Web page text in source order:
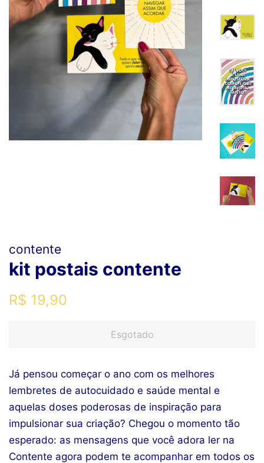
contente
kit postais contente
Preço
R$ 19,90
Esgotado
Já pensou começar o ano com os melhores
lembretes de autocuidado e saúde mental e
aquelas doses poderosas de inspiração para
impulsionar sua criação? Chegou o momento tão
esperado: as mensagens que você adora ler na
Contente agora podem te acompanhar em todos os